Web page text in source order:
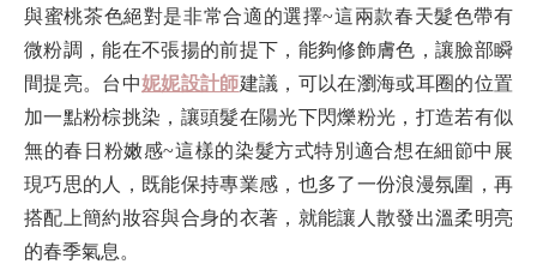
與蜜桃茶色絕對是非常合適的選擇~這兩款春天髮色帶有
微粉調，能在不張揚的前提下，能夠修飾膚色，讓臉部瞬
間提亮。台中妮妮設計師建議，可以在瀏海或耳圈的位置
加一點粉棕挑染，讓頭髮在陽光下閃爍粉光，打造若有似
無的春日粉嫩感~這樣的染髮方式特別適合想在細節中展
現巧思的人，既能保持專業感，也多了一份浪漫氛圍，再
搭配上簡約妝容與合身的衣著，就能讓人散發出溫柔明亮
的春季氣息。